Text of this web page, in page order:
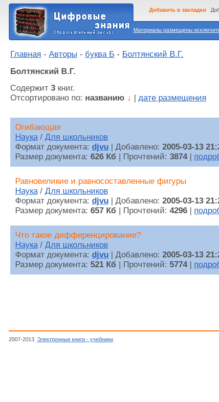
Материалы размещены
Добавить в закладки
Главная - Авторы - буква Б - Болтянский В.Г.
Болтянский В.Г.
Содержит 3 книг.
Отсортировано по: названию ↓ дате размещения
Огибающая
Наука/ Для школьников
Формат документа: djvu | Добавлено: 2005-03-13
Размер документа: 626 Кб | Прочтений: 3874|
Равновеликие и равносоставленные фигуры
Наука/ Для школьников
Формат документа: djvu | Добавлено: 2005-03-13
Размер документа: 657 Кб | Прочтений: 4296
Что такое дифференцирование?
Наука/ Для школьников
Формат документа: djvu | Добавлено: 2005-03-13
Размер документа: 521 Кб | Прочтений: 5774|
2007-2013. Электронные книги - учебники